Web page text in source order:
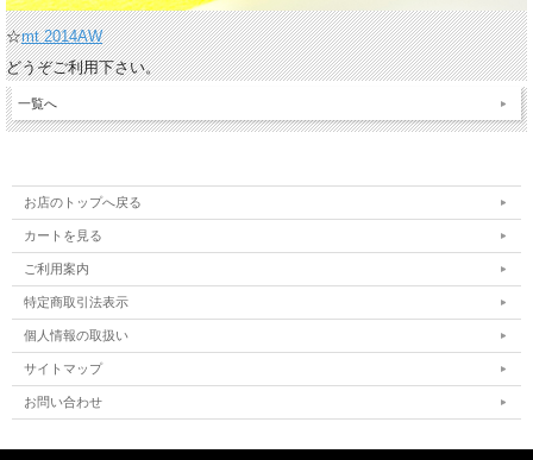
☆mt 2014AW
どうぞご利用下さい。
一覧へ
お店のトップへ戻る
カートを見る
ご利用案内
特定商取引法表示
個人情報の取扱い
サイトマップ
お問い合わせ